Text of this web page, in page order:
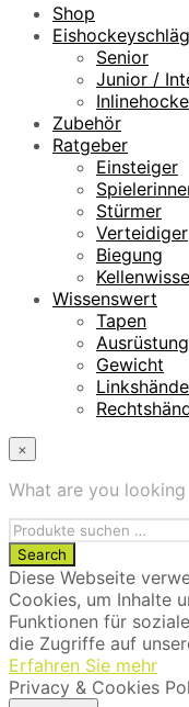
Shop
Senior
Junior /
Zubehör
Ratgeber
Einsteiger
Stürmer
Verteidiger
Biegung
Wissenswert
Tapen
Ausrüstung
Gewicht
×
What are you
Diese Webseite
Cookies, um Inhalte
Funktionen für
die Zugriffe auf
Erfahren Sie mehr
Privacy & Cookies